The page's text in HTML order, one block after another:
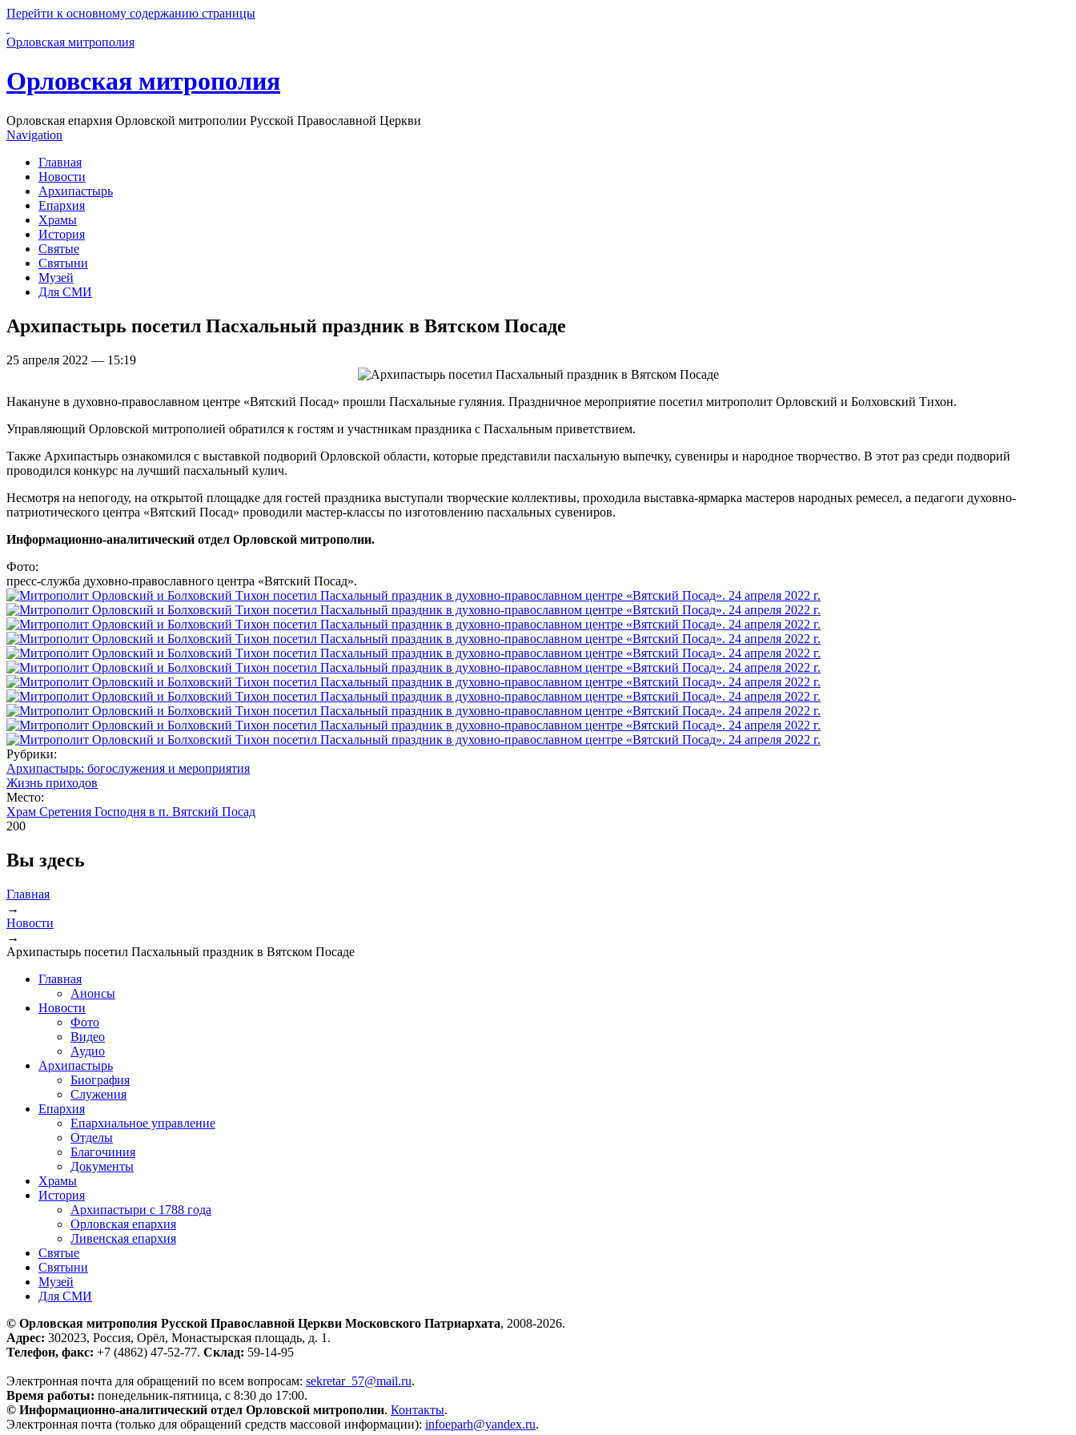
Перейти к основному содержанию страницы
Орловская митрополия
Орловская митрополия
Орловская епархия Орловской митрополии Русской Православной Церкви
Navigation
Главная
Новости
Архипастырь
Епархия
Храмы
История
Святые
Святыни
Музей
Для СМИ
Архипастырь посетил Пасхальный праздник в Вятском Посаде
25 апреля 2022 — 15:19
Накануне в духовно-православном центре «Вятский Посад» прошли Пасхальные гуляния. Праздничное мероприятие посетил митрополит Орловский и Болховский Тихон.
Управляющий Орловской митрополией обратился к гостям и участникам праздника с Пасхальным приветствием.
Также Архипастырь ознакомился с выставкой подворий Орловской области, которые представили пасхальную выпечку, сувениры и народное творчество. В этот раз среди подворий
проводился конкурс на лучший пасхальный кулич.
Несмотря на непогоду, на открытой площадке для гостей праздника выступали творческие коллективы, проходила выставка-ярмарка мастеров народных ремесел, а педагоги духовно-
патриотического центра «Вятский Посад» проводили мастер-классы по изготовлению пасхальных сувениров.
Информационно-аналитический отдел Орловской митрополии.
Фото:
пресс-служба духовно-православного центра «Вятский Посад».
Рубрики:
Архипастырь: богослужения и мероприятия
Жизнь приходов
Место:
Храм Сретения Господня в п. Вятский Посад
200
Вы здесь
Главная
→
Новости
→
Архипастырь посетил Пасхальный праздник в Вятском Посаде
Главная
Анонсы
Новости
Фото
Видео
Аудио
Архипастырь
Биография
Служения
Епархия
Епархиальное управление
Отделы
Благочиния
Документы
Храмы
История
Архипастыри с 1788 года
Орловская епархия
Ливенская епархия
Святые
Святыни
Музей
Для СМИ
© Орловская митрополия Русской Православной Церкви Московского Патриархата, 2008-2026.
Адрес: 302023, Россия, Орёл, Монастырская площадь, д. 1.
Телефон, факс: +7 (4862) 47-52-77. Склад: 59-14-95
Электронная почта для обращений по всем вопросам: sekretar_57@mail.ru.
Время работы: понедельник-пятница, с 8:30 до 17:00.
© Информационно-аналитический отдел Орловской митрополии. Контакты.
Электронная почта (только для обращений средств массовой информации): infoeparh@yandex.ru.